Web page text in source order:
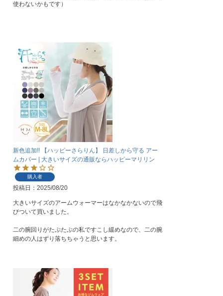
使わないかもです）
新色追加!! 【ハッピーさらりん】 日差しから守る アー
ムカバー | 大きいサイズの通販ならハッピーマリリン
購入者
投稿日 2025/08/20
大きいサイズのアームウォーマーはなかなかないので飛
びついて買いました。
二の腕回りがたぷたぷの私ですこし緩めなので、二の腕
細めの人はずり落ちちゃうと思います。